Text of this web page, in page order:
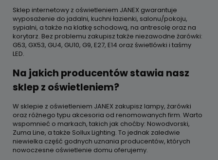
Sklep internetowy z oświetleniem JANEX gwarantuje
wyposażenie do jadalni, kuchni łazienki, salonu/pokoju,
sypialni, a także na klatkę schodową, na antresolę oraz na
korytarz. Bez problemu zakupisz także niezawodne żarówki:
G53, GX53, GU4, GU10, G9, E27, E14 oraz świetlówki i taśmy
LED.
Na jakich producentów stawia nasz
sklep z oświetleniem?
W sklepie z oświetleniem JANEX zakupisz lampy, żarówki
oraz różnego typu akcesoria od renomowanych firm. Warto
wspomnieć o markach, takich jak choćby: Nowodvorski,
Zuma Line, a także Sollux Lighting. To jednak zaledwie
niewielka część godnych uznania producentów, których
nowoczesne oświetlenie domu oferujemy.